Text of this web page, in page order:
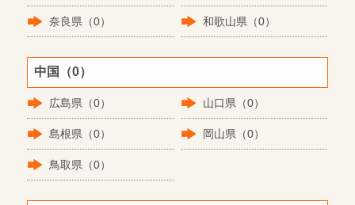
奈良県（0） 和歌山県（0）
中国（0）
広島県（0） 山口県（0）
島根県（0） 岡山県（0）
鳥取県（0）